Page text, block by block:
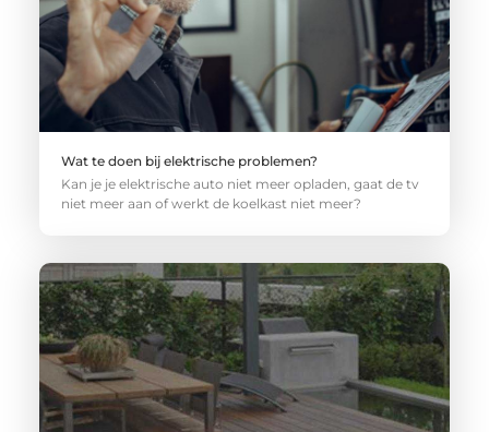
Wat te doen bij elektrische problemen?
Kan je je elektrische auto niet meer opladen, gaat de tv
niet meer aan of werkt de koelkast niet meer?